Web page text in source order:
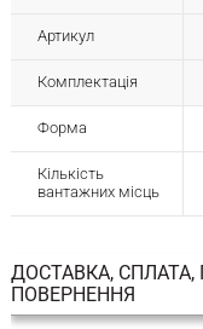
Артикул
Комплектація
Форма
Кількість
вантажних місць
ДОСТАВКА, СПЛАТА,
ПОВЕРНЕННЯ